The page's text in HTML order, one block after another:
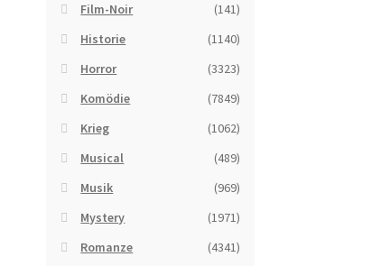
Film-Noir
(141)
Historie
(1140)
Horror
(3323)
Komödie
(7849)
Krieg
(1062)
Musical
(489)
Musik
(969)
Mystery
(1971)
Romanze
(4341)